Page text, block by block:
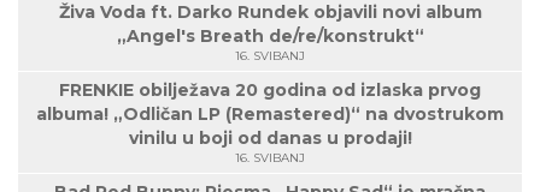
Živa Voda ft. Darko Rundek objavili novi album
„Angel's Breath de/re/konstrukt“
16. SVIBANJ
FRENKIE obilježava 20 godina od izlaska prvog
albuma! „Odličan LP (Remastered)“ na dvostrukom
vinilu u boji od danas u prodaji!
16. SVIBANJ